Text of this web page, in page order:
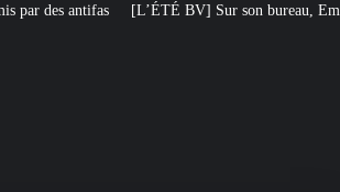
son bureau, Emmanuel Macron a posé le livre